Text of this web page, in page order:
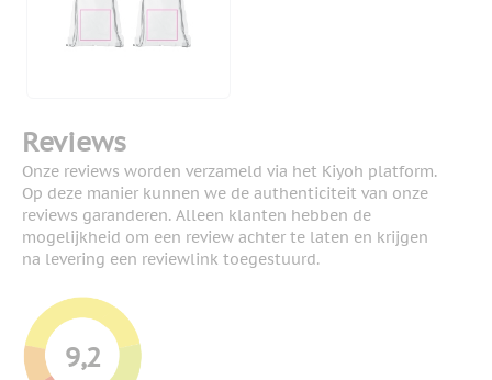
Reviews
Onze reviews worden verzameld via het Kiyoh platform.
Op deze manier kunnen we de authenticiteit van onze
reviews garanderen. Alleen klanten hebben de
mogelijkheid om een review achter te laten en krijgen
na levering een reviewlink toegestuurd.
9,2